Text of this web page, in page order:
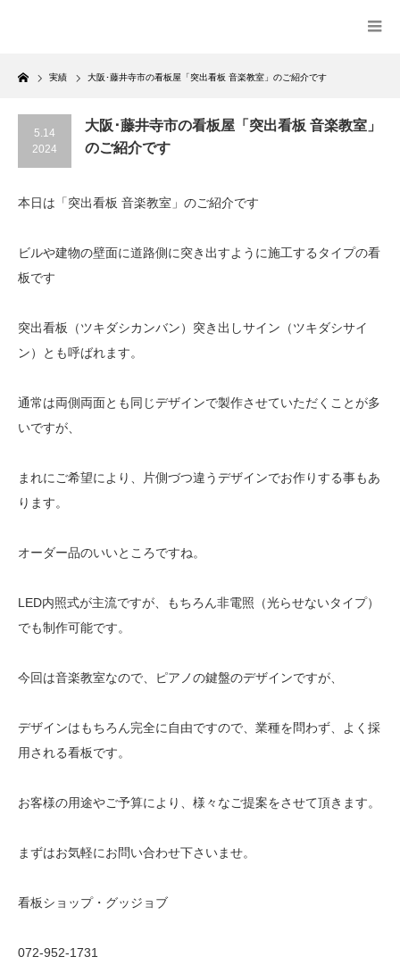
Home
実績 大阪･藤井寺市の看板屋「突出看板 音楽教室」のご紹介です
5.14
2024
大阪･藤井寺市の看板屋「突出看板 音楽教室」
のご紹介です
本日は「突出看板 音楽教室」のご紹介です
ビルや建物の壁面に道路側に突き出すように施工するタイプの看
板です
突出看板（ツキダシカンバン）突き出しサイン（ツキダシサイ
ン）とも呼ばれます。
通常は両側両面とも同じデザインで製作させていただくことが多
いですが、
まれにご希望により、片側づつ違うデザインでお作りする事もあ
ります。
オーダー品のいいところですね。
LED内照式が主流ですが、もちろん非電照（光らせないタイプ）
でも制作可能です。
今回は音楽教室なので、ピアノの鍵盤のデザインですが、
デザインはもちろん完全に自由ですので、業種を問わず、よく採
用される看板です。
お客様の用途やご予算により、様々なご提案をさせて頂きます。
まずはお気軽にお問い合わせ下さいませ。
看板ショップ・グッジョブ
072-952-1731